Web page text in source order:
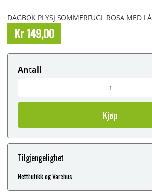
DAGBOK PLYSJ SOMMERFUGL ROSA MED
Kr 149,00
Antall
Kjøp
Tilgjengelighet
Nettbutikk og Varehus